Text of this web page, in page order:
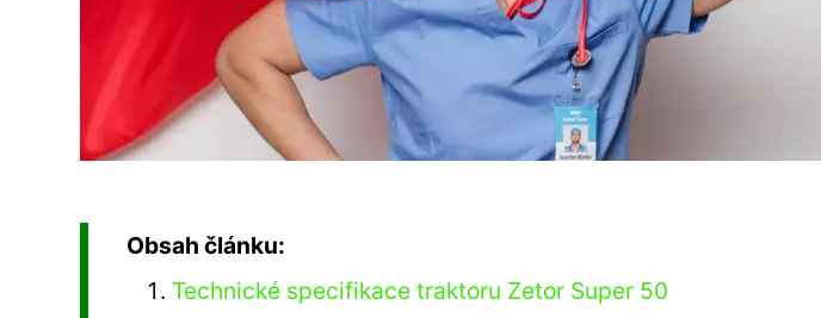
Obsah článku:
Technické specifikace traktoru Zetor Super 50